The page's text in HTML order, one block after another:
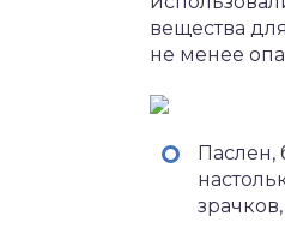
вещества
не менее
Паслен,